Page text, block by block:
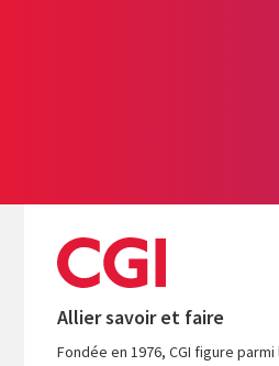
Allier savoir et faire
Fondée en 1976, CGI figure parmi